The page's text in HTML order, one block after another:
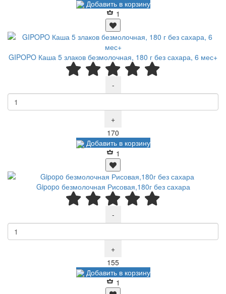
Добавить в корзину
1
GIPOPO Каша 5 злаков безмолочная, 180 г без сахара, 6 мес+
-
+
170
Добавить в корзину
1
Gipopo безмолочная Рисовая,180г без сахара
-
+
155Р
Добавить в корзину
1